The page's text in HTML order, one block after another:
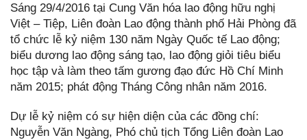
Sáng 29/4/2016 tại Cung Văn hóa lao động hữu nghị
Việt – Tiệp, Liên đoàn Lao động thành phố Hải Phòng đã
tổ chức lễ kỷ niệm 130 năm Ngày Quốc tế Lao động;
biểu dương lao động sáng tạo, lao động giỏi tiêu biểu
học tập và làm theo tấm gương đạo đức Hồ Chí Minh
năm 2015; phát động Tháng Công nhân năm 2016.
Dự lễ kỷ niệm có sự hiện diện của các đồng chí:
Nguyễn Văn Ngàng, Phó chủ tịch Tổng Liên đoàn Lao